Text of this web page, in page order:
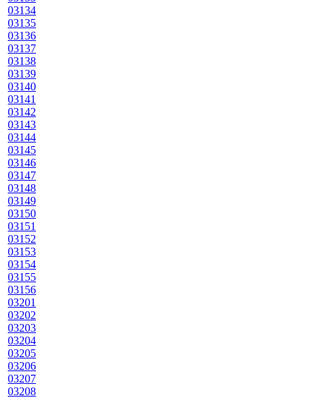
03134
03135
03136
03137
03138
03139
03140
03141
03142
03143
03144
03145
03146
03147
03148
03149
03150
03151
03152
03153
03154
03155
03156
03201
03202
03203
03204
03205
03206
03207
03208